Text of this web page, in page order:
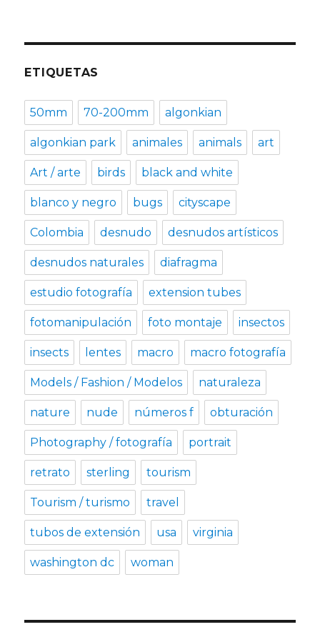
ETIQUETAS
50mm 70-200mm algonkian
algonkian park animales animals art
Art / arte birds black and white
blanco y negro bugs cityscape
Colombia desnudo desnudos artísticos
desnudos naturales diafragma
estudio fotografía extension tubes
fotomanipulación foto montaje insectos
insects lentes macro macro fotografía
Models / Fashion / Modelos naturaleza
nature nude números f obturación
Photography / fotografía portrait
retrato sterling tourism
Tourism / turismo travel
tubos de extensión usa virginia
washington dc woman